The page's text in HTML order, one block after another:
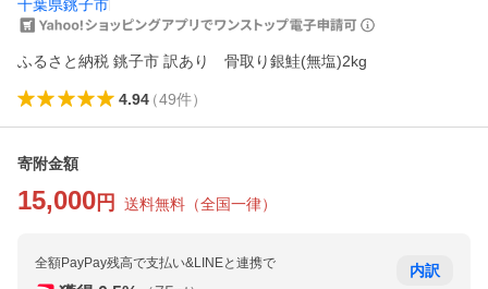
千葉県銚子市
ふるさと納税 銚子市 訳あり 骨取り銀鮭(無塩)2kg
4.94（49件）
寄附金額
15,000 円 送料無料 （全国一律）
全額PayPay残高で支払い&LINEと連携で 内訳